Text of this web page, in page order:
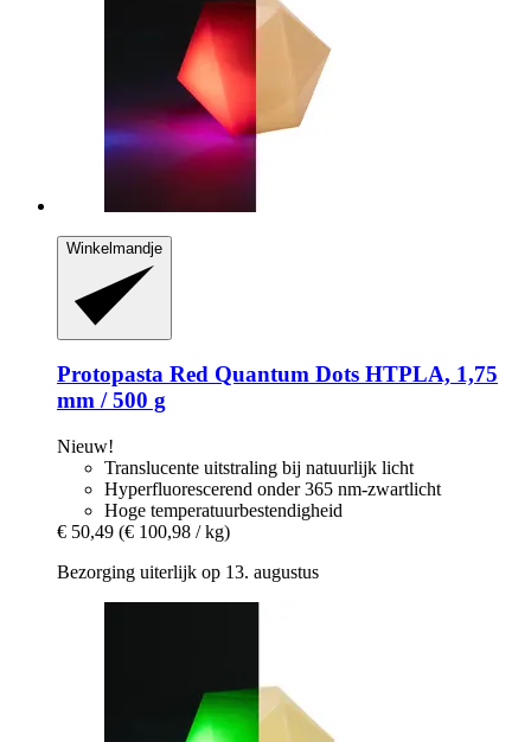
Winkelmandje
Protopasta Red Quantum Dots HTPLA, 1,75
mm / 500 g
Nieuw!
Translucente uitstraling bij natuurlijk licht
Hyperfluorescerend onder 365 nm-zwartlicht
Hoge temperatuurbestendigheid
€ 50,49 (€ 100,98 / kg)
Bezorging uiterlijk op 13. augustus